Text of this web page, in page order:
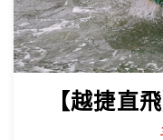
【越捷直